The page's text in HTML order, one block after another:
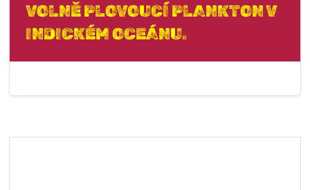
VOLNĚ PLOVOUCÍ PLANKTON V
INDICKÉM OCEÁNU.